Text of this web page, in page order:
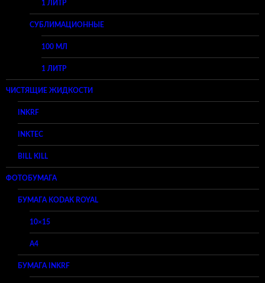
1 ЛИТР
СУБЛИМАЦИОННЫЕ
100 МЛ
1 ЛИТР
ЧИСТЯЩИЕ ЖИДКОСТИ
INKRF
INKTEC
BILL KILL
ФОТОБУМАГА
БУМАГА KODAK ROYAL
10×15
A4
БУМАГА INKRF